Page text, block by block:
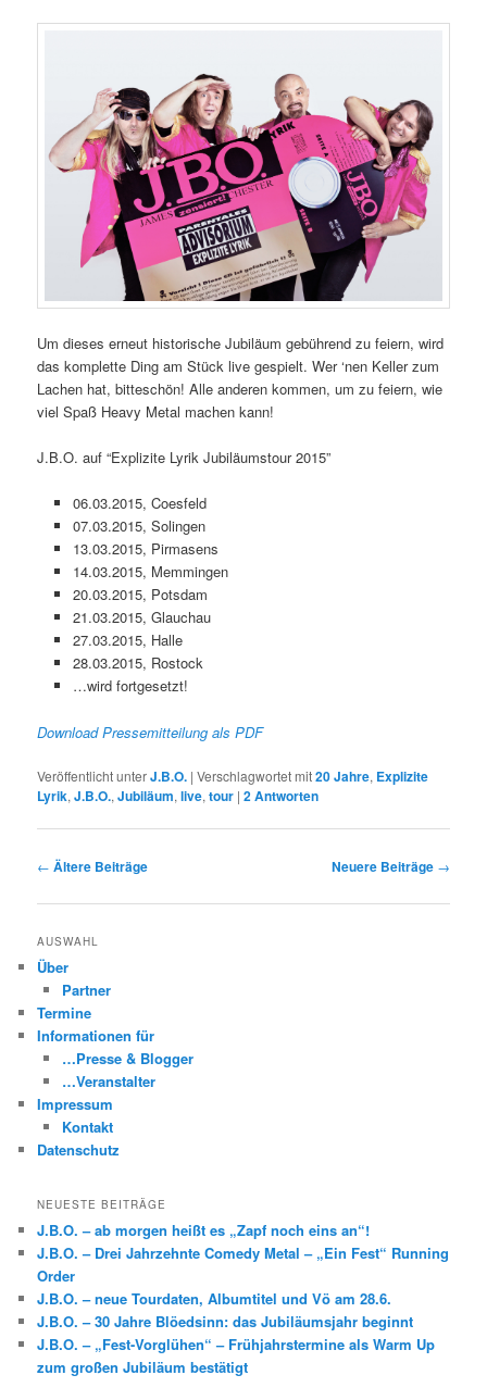
Um dieses erneut historische Jubiläum gebührend zu feiern, wird
das komplette Ding am Stück live gespielt. Wer ‘nen Keller zum
Lachen hat, bitteschön! Alle anderen kommen, um zu feiern, wie
viel Spaß Heavy Metal machen kann!
J.B.O. auf “Explizite Lyrik Jubiläumstour 2015”
06.03.2015, Coesfeld
07.03.2015, Solingen
13.03.2015, Pirmasens
14.03.2015, Memmingen
20.03.2015, Potsdam
21.03.2015, Glauchau
27.03.2015, Halle
28.03.2015, Rostock
…wird fortgesetzt!
Download Pressemitteilung als PDF
Veröffentlicht unterJ.B.O. |Verschlagwortet mit20 Jahre, Explizite
Lyrik,J.B.O.,Jubiläum,live,tour |2Antworten
Beitragsnavigation
← Ältere Beiträge Neuere Beiträge →
AUSWAHL
Über
Partner
Termine
Informationen für
…Presse & Blogger
…Veranstalter
Impressum
Kontakt
Datenschutz
NEUESTE BEITRÄGE
J.B.O. – ab morgen heißt es „Zapf noch eins an“!
J.B.O. – Drei Jahrzehnte Comedy Metal – „Ein Fest“ Running
Order
J.B.O. – neue Tourdaten, Albumtitel und Vö am 28.6.
J.B.O. – 30 Jahre Blöedsinn: das Jubiläumsjahr beginnt
J.B.O. – „Fest-Vorglühen“ – Frühjahrstermine als Warm Up
zum großen Jubiläum bestätigt